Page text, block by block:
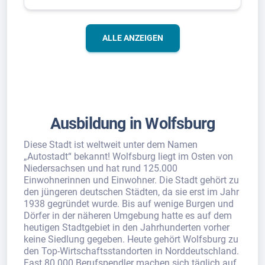
ALLE ANZEIGEN
Ausbildung in Wolfsburg
Diese Stadt ist weltweit unter dem Namen
„Autostadt“ bekannt! Wolfsburg liegt im Osten von
Niedersachsen und hat rund 125.000
Einwohnerinnen und Einwohner. Die Stadt gehört zu
den jüngeren deutschen Städten, da sie erst im Jahr
1938 gegründet wurde. Bis auf wenige Burgen und
Dörfer in der näheren Umgebung hatte es auf dem
heutigen Stadtgebiet in den Jahrhunderten vorher
keine Siedlung gegeben. Heute gehört Wolfsburg zu
den Top-Wirtschaftsstandorten in Norddeutschland.